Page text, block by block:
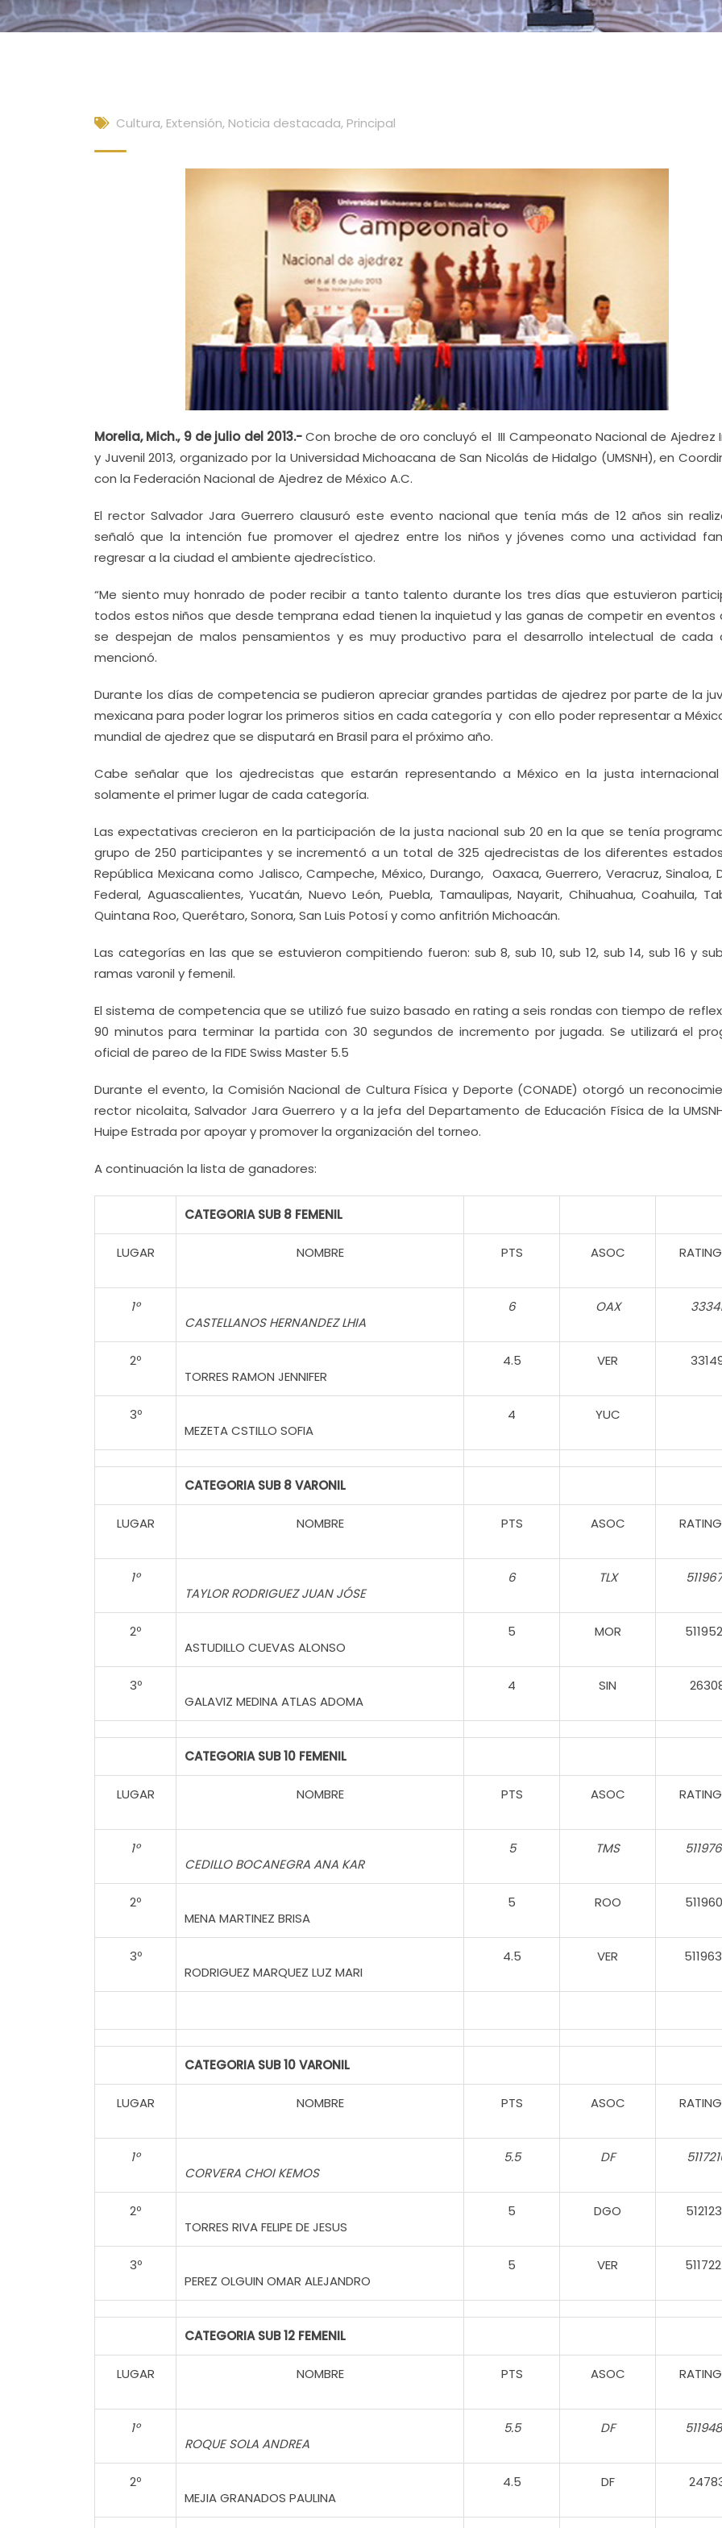
Cultura, Extensión, Noticia destacada, Principal
Morelia, Mich., 9 de julio del 2013.-Con broche de oro concluyó el III Campeonato Nacional de Ajedrez
y Juvenil 2013, organizado por la Universidad Michoacana de San Nicolás de Hidalgo (UMSNH), en
con la Federación Nacional de Ajedrez de México A.C.
El rector Salvador Jara Guerrero clausuró este evento nacional que tenía más de 12 años sin
señaló que la intención fue promover el ajedrez entre los niños y jóvenes como una actividad
regresar a la ciudad el ambiente ajedrecístico.
“Me siento muy honrado de poder recibir a tanto talento durante los tres días que estuvieron
todos estos niños que desde temprana edad tienen la inquietud y las ganas de competir en eventos
se despejan de malos pensamientos y es muy productivo para el desarrollo intelectual de cada
mencionó.
Durante los días de competencia se pudieron apreciar grandes partidas de ajedrez por parte de la
mexicana para poder lograr los primeros sitios en cada categoría y con ello poder representar a
mundial de ajedrez que se disputará en Brasil para el próximo año.
Cabe señalar que los ajedrecistas que estarán representando a México en la justa internacional
solamente el primer lugar de cada categoría.
Las expectativas crecieron en la participación de la justa nacional sub 20 en la que se tenía
grupo de 250 participantes y se incrementó a un total de 325 ajedrecistas de los diferentes
República Mexicana como Jalisco, Campeche, México, Durango, Oaxaca, Guerrero, Veracruz, Sinaloa,
Federal, Aguascalientes, Yucatán, Nuevo León, Puebla, Tamaulipas, Nayarit, Chihuahua, Coahuila,
Quintana Roo, Querétaro, Sonora, San Luis Potosí y como anfitrión Michoacán.
Las categorías en las que se estuvieron compitiendo fueron: sub 8, sub 10, sub 12, sub 14, sub 16 y
ramas varonil y femenil.
El sistema de competencia que se utilizó fue suizo basado en rating a seis rondas con tiempo de
90 minutos para terminar la partida con 30 segundos de incremento por jugada. Se utilizará el
oficial de pareo de la FIDE Swiss Master 5.5
Durante el evento, la Comisión Nacional de Cultura Física y Deporte (CONADE) otorgó un
rector nicolaita, Salvador Jara Guerrero y a la jefa del Departamento de Educación Física de la
Huipe Estrada por apoyar y promover la organización del torneo.
A continuación la lista de ganadores:
CATEGORIA SUB 8 FEMENIL
LUGAR NOMBRE PTS ASOC
1º
CASTELLANOS HERNANDEZ LHIA
6 OAX
2º
TORRES RAMON JENNIFER
4.5 VER
3º
MEZETA CSTILLO SOFIA
4 YUC
CATEGORIA SUB 8 VARONIL
LUGAR NOMBRE PTS ASOC
1º
TAYLOR RODRIGUEZ JUAN JÓSE
6 TLX
2º
ASTUDILLO CUEVAS ALONSO
5 MOR
3º
GALAVIZ MEDINA ATLAS ADOMA
4 SIN
CATEGORIA SUB 10 FEMENIL
LUGAR NOMBRE PTS ASOC
1º
CEDILLO BOCANEGRA ANA KAR
5 TMS
2º
MENA MARTINEZ BRISA
5 ROO
3º
RODRIGUEZ MARQUEZ LUZ MARI
4.5 VER
CATEGORIA SUB 10 VARONIL
LUGAR NOMBRE PTS ASOC
1º
CORVERA CHOI KEMOS
5.5 DF
2º
TORRES RIVA FELIPE DE JESUS
5 DGO
3º
PEREZ OLGUIN OMAR ALEJANDRO
5 VER
CATEGORIA SUB 12 FEMENIL
LUGAR NOMBRE PTS ASOC
1º
ROQUE SOLA ANDREA
5.5 DF
2º
MEJIA GRANADOS PAULINA
4.5 DF